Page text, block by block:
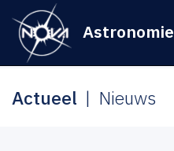
Astronomie
Actueel Nieuws